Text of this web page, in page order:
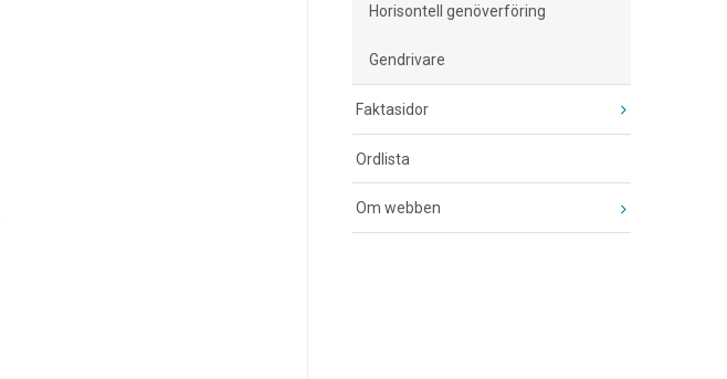
Horisontell genöverföring
Gendrivare
Faktasidor
Ordlista
Om webben